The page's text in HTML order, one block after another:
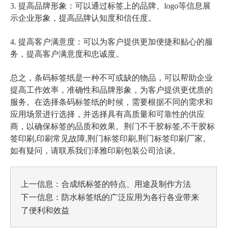
3. 提高品牌形象：可以通过标签上的品牌、logo等信息展
示企业形象，提高品牌认知度和信任度。
4. 提高客户满意度：可以为客户提供更加便捷和贴心的服
务，提高客户满意度和忠诚度。
总之，条码标签纸是一种不可或缺的物品，可以帮助企业
提高工作效率，准确性和品牌形象，为客户提供更优质的
服务。在选择条码标签纸的时候，需要根据不同的需求和
应用场景进行选择，并选择具有高质量和可靠性的供应
商，以确保标签的品质和效果。 荆门不干胶标签,不干胶标
签印刷,印刷常见故障,荆门标签印刷,荆门标签印刷厂家。
如有疑问，请联系我们泽雅印刷包装公司洽谈。
上一信息： 合成纸标签的特点、用途及制作方法
下一信息： 防水标签纸的广泛应用为各行各业带来
了便利和效益